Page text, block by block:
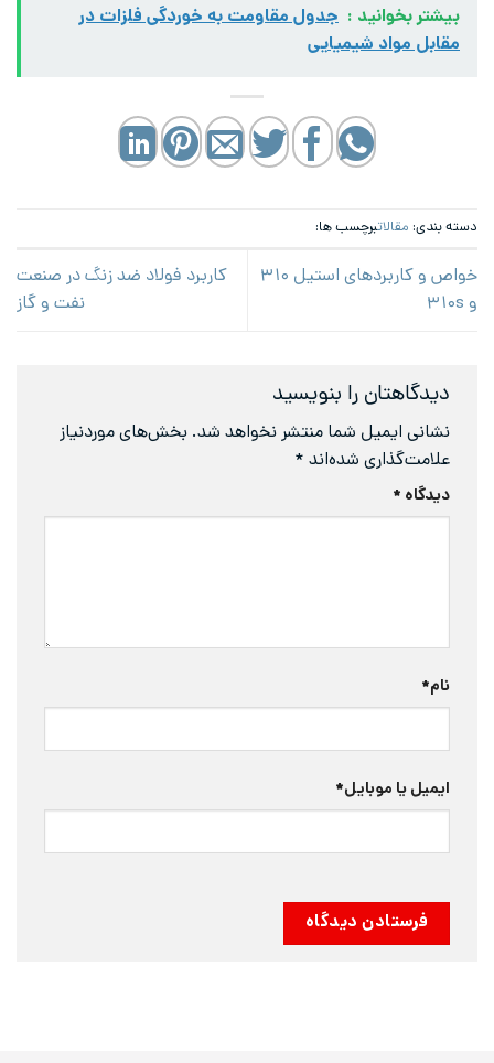
بیشتر بخوانید : جدول مقاومت به خوردگی فلزات در
مقابل مواد شیمیایی
دسته بندی: مقالاتبرچسب ها:
خواص و کاربردهای استیل ۳۱۰
و ۳۱۰s
کاربرد فولاد ضد زنگ در صنعت
نفت و گاز
دیدگاهتان را بنویسید
نشانی ایمیل شما منتشر نخواهد شد. بخش‌های موردنیاز
علامت‌گذاری شده‌اند *
دیدگاه *
نام*
ایمیل یا موبایل*